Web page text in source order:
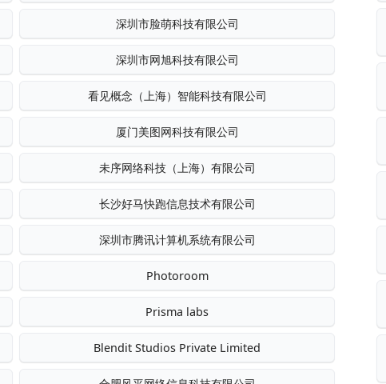
深圳市脸萌科技有限公司
深圳市网旭科技有限公司
看见概念（上海）智能科技有限公司
厦门美图网科技有限公司
未序网络科技（上海）有限公司
长沙好马快跑信息技术有限公司
深圳市腾讯计算机系统有限公司
Photoroom
Prisma labs
Blendit Studios Private Limited